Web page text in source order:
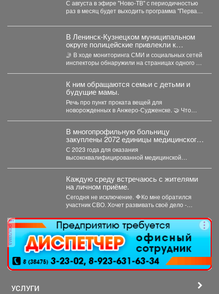
С августа в эфире "Ново-ТВ" с периодичностью
раз в месяц будет выходить программа "Первая
В Ленинск-Кузнецком муниципальном
округе полицейские привлекли к
ответственности автомобилистку за
нарушение правил проезда перекрестка
🤳 В ходе мониторинга СМИ и социальных сетей
инспекторы обнаружили на страницах одного из
К ним обращаются семьи с детьми и
будущие мамы.
Речь про пункт проката вещей для
новорожденных в Анжеро-Судженске. 🤝 Что
В многопрофильную больницу
закуплены 2072 единицы медицинского
оборудования на общую сумму 490,6
млн рублей.
С 2023 года для оказания
высококвалифицированной медицинской
Каждую среду встречаюсь с жителями
на личном приёме.
Сегодня не исключение. 🔷Ко мне обратился
участник СВО. Хочет развивать своё дело -
реклама
УСЛУГИ